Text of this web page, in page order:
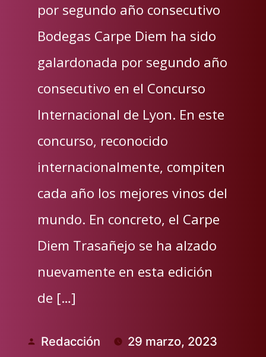
por segundo año consecutivo
Bodegas Carpe Diem ha sido
galardonada por segundo año
consecutivo en el Concurso
Internacional de Lyon. En este
concurso, reconocido
internacionalmente, compiten
cada año los mejores vinos del
mundo. En concreto, el Carpe
Diem Trasañejo se ha alzado
nuevamente en esta edición
de […]
Publicado
Redacción 29 marzo, 2023